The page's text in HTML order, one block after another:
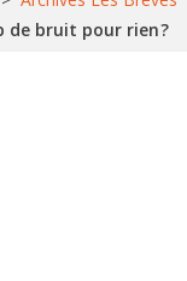
de bruit pour rien ?